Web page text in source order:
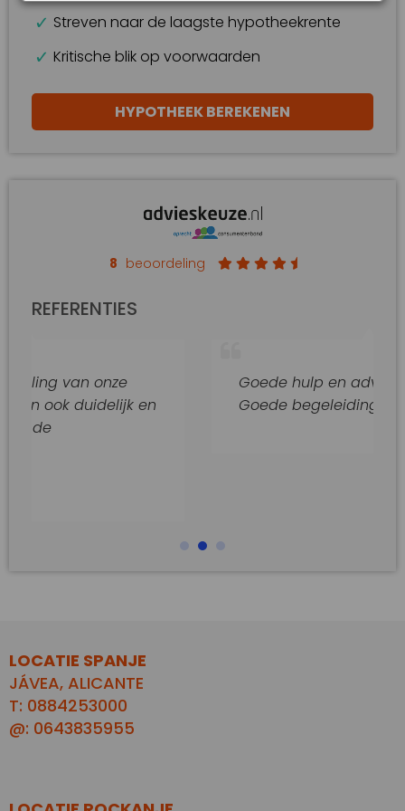
Streven naar de laagste hypotheekrente
Kritische blik op voorwaarden
HYPOTHEEK BEREKENEN
8 beoordeling
REFERENTIES
onze
en
Goede hulp en adviezen.
Goede begeleiding van dit
LOCATIE SPANJE
JÁVEA, ALICANTE
T: 0884253000
@: 0643835955